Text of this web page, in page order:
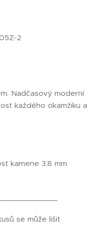
2
Nadčasový moderní
každého okamžiku a
kamene 3,8 mm
se může lišit